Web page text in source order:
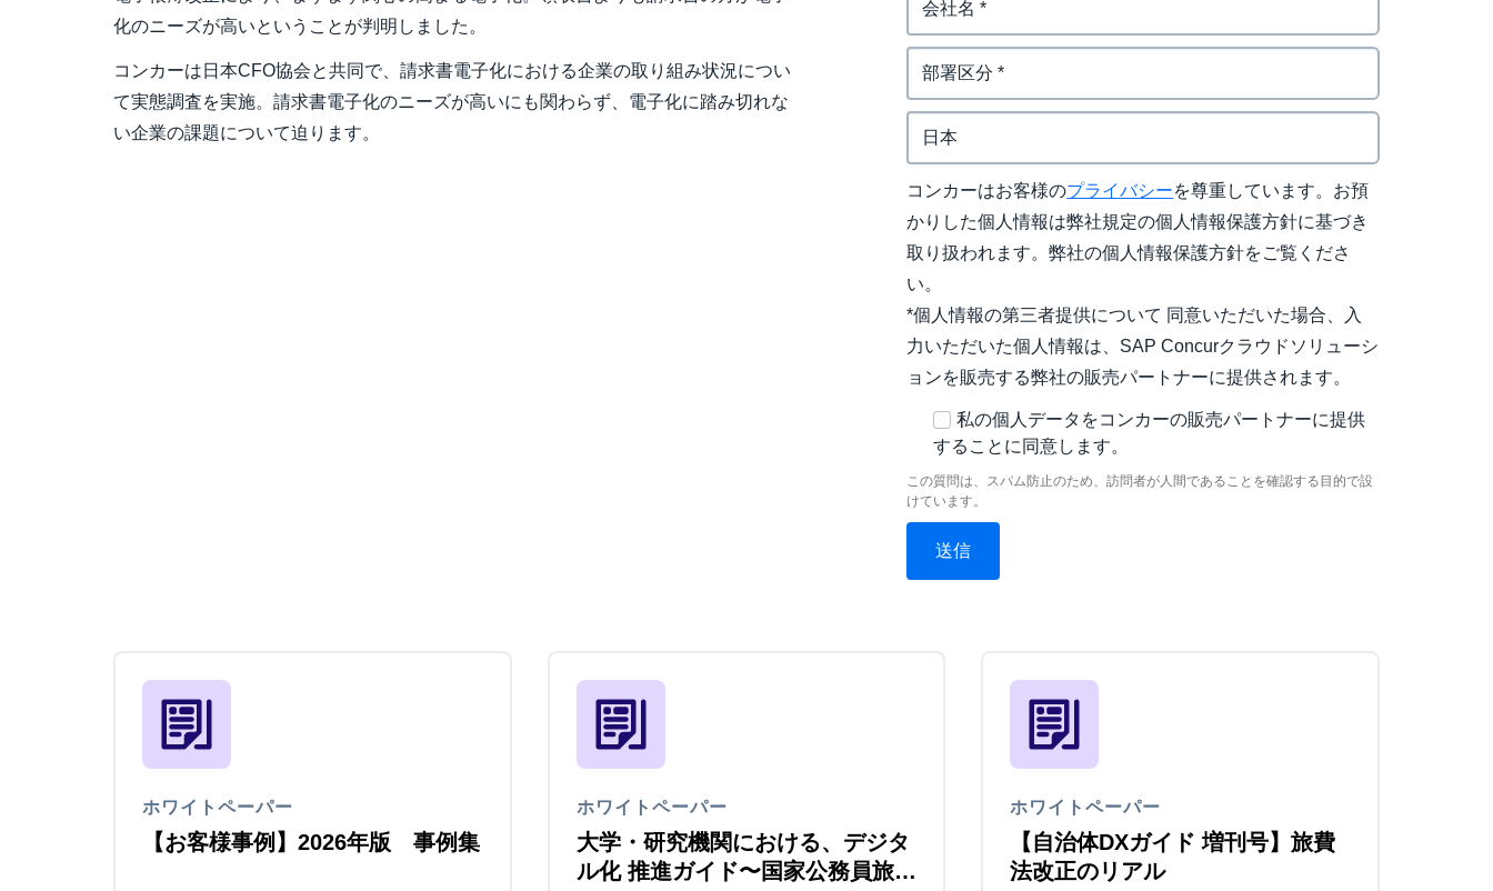
化のニーズが高いということが判明しました。
コンカーは日本CFO協会と共同で、請求書電子化における企業の取り組み状況につい
て実態調査を実施。請求書電子化のニーズが高いにも関わらず、電子化に踏み切れな
い企業の課題について迫ります。
コンカーはお客様のプライバシーを尊重しています。お預
かりした個人情報は弊社規定の個人情報保護方針に基づき
取り扱われます。弊社の個人情報保護方針をご覧くださ
い。
*個人情報の第三者提供について 同意いただいた場合、入
力いただいた個人情報は、SAP Concurクラウドソリューシ
ョンを販売する弊社の販売パートナーに提供されます。
私の個人データをコンカーの販売パートナーに提供
することに同意します。
この質問は、スパム防止のため、訪問者が人間であることを確認する目的で設
けています。
ホワイトペーパー
【お客様事例】2026年版 事例集
ホワイトペーパー
大学・研究機関における、デジタ
ル化 推進ガイド〜国家公務員旅費
ホワイトペーパー
【自治体DXガイド 増刊号】旅費
法改正のリアル